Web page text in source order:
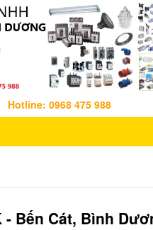
Hotline: 0968 475 988
- Bến Cát, Bình